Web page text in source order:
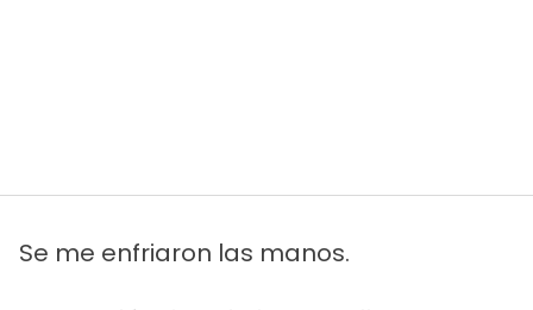
Se me enfriaron las manos.